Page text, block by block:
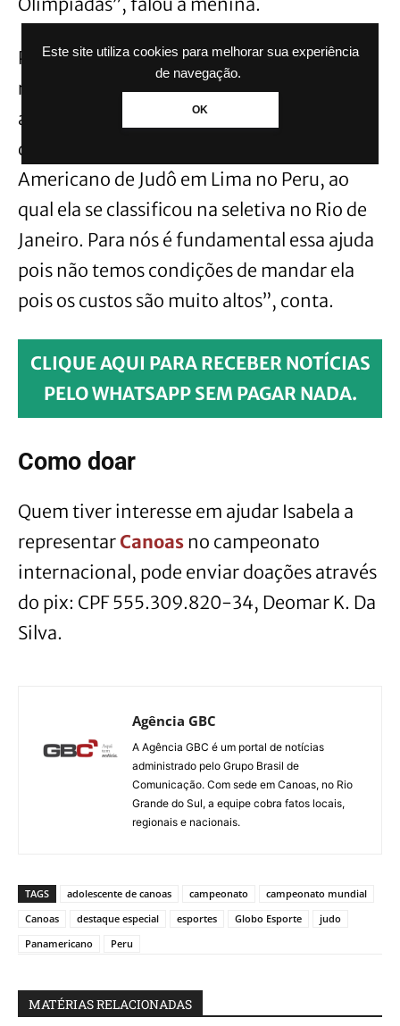
Este site utiliza cookies para melhorar sua experiência
de navegação.
OK
Para a mãe de Isabela, Salete Vetorrazzi,
reforçou o orgulho da filha e o quanto a
ajuda será bem vinda. “Essa ajuda será para
que a Isa realize o sonho de ir para o Pan-
Americano de Judô em Lima no Peru, ao
qual ela se classificou na seletiva no Rio de
Janeiro. Para nós é fundamental essa ajuda
pois não temos condições de mandar ela
pois os custos são muito altos”, conta.
CLIQUE AQUI PARA RECEBER NOTÍCIAS
PELO WHATSAPP SEM PAGAR NADA.
Como doar
Quem tiver interesse em ajudar Isabela a
representar Canoas no campeonato
internacional, pode enviar doações através
do pix: CPF 555.309.820-34, Deomar K. Da
Silva.
Agência GBC
A Agência GBC é um portal de notícias
administrado pelo Grupo Brasil de
Comunicação. Com sede em Canoas, no Rio
Grande do Sul, a equipe cobra fatos locais,
regionais e nacionais.
TAGS adolescente de canoas campeonato
campeonato mundial
Canoas
destaque especial esportes Globo Esporte
judo
Panamericano
Peru
MATÉRIAS RELACIONADAS